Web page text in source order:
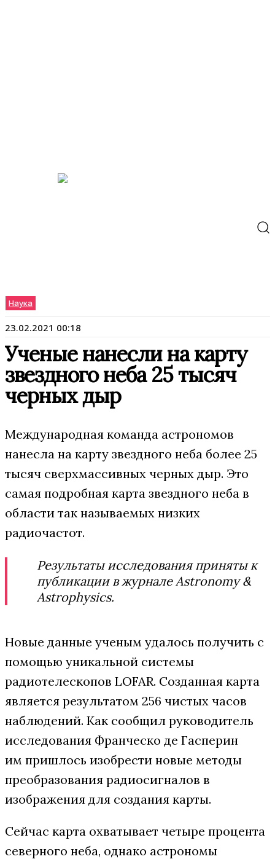
Наука
23.02.2021 00:18
Ученые нанесли на карту
звездного неба 25 тысяч
черных дыр
Международная команда астрономов
нанесла на карту звездного неба более 25
тысяч сверхмассивных черных дыр. Это
самая подробная карта звездного неба в
области так называемых низких
радиочастот.
Результаты исследования приняты к
публикации в журнале Astronomy &
Astrophysics.
Новые данные ученым удалось получить с
помощью уникальной системы
радиотелескопов LOFAR. Созданная карта
является результатом 256 чистых часов
наблюдений. Как сообщил руководитель
исследования Франческо де Гасперин
им пришлось изобрести новые методы
преобразования радиосигналов в
изображения для создания карты.
Сейчас карта охватывает четыре процента
северного неба, однако астрономы